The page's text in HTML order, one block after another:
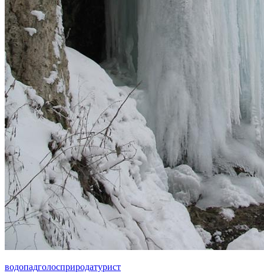
водопадголосприродатурист